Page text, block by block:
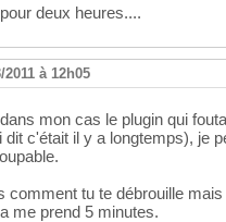
deux heures....
2011 à 12h05
mon cas le plugin qui
c'était il y a longtemps), je
comment tu te débrouille
me prend 5 minutes.